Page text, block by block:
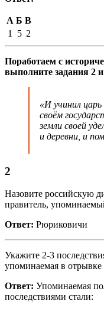
А Б В
1
5 2
Поработаем с
выполните задания 2
«И учинил царь
своём
земли своей
и деревни, и
2
Назовите российскую
правитель,
Ответ: Рюриковичи
Укажите 2-3
упоминаемая в отрывке
Ответ: Упоминаемая
последствиями стали: